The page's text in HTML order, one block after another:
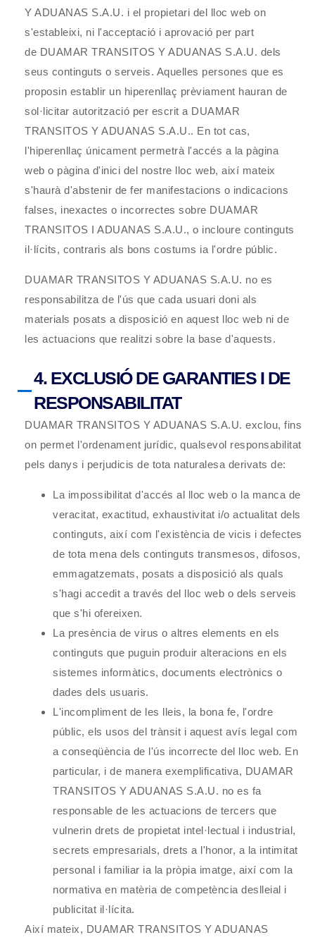
Y ADUANAS S.A.U. i el propietari del lloc web on
s'estableixi, ni l'acceptació i aprovació per part
de DUAMAR TRANSITOS Y ADUANAS S.A.U. dels
seus continguts o serveis. Aquelles persones que es
proposin establir un hiperenllaç prèviament hauran de
sol·licitar autorització per escrit a DUAMAR
TRANSITOS Y ADUANAS S.A.U.. En tot cas,
l'hiperenllaç únicament permetrà l'accés a la pàgina
web o pàgina d'inici del nostre lloc web, així mateix
s'haurà d'abstenir de fer manifestacions o indicacions
falses, inexactes o incorrectes sobre DUAMAR
TRANSITOS I ADUANAS S.A.U., o incloure continguts
il·lícits, contraris als bons costums ia l'ordre públic.
DUAMAR TRANSITOS Y ADUANAS S.A.U. no es
responsabilitza de l'ús que cada usuari doni als
materials posats a disposició en aquest lloc web ni de
les actuacions que realitzi sobre la base d'aquests.
4. EXCLUSIÓ DE GARANTIES I DE
RESPONSABILITAT
DUAMAR TRANSITOS Y ADUANAS S.A.U. exclou, fins
on permet l'ordenament jurídic, qualsevol responsabilitat
pels danys i perjudicis de tota naturalesa derivats de:
La impossibilitat d'accés al lloc web o la manca de
veracitat, exactitud, exhaustivitat i/o actualitat dels
continguts, així com l'existència de vicis i defectes
de tota mena dels continguts transmesos, difosos,
emmagatzemats, posats a disposició als quals
s'hagi accedit a través del lloc web o dels serveis
que s'hi ofereixen.
La presència de virus o altres elements en els
continguts que puguin produir alteracions en els
sistemes informàtics, documents electrònics o
dades dels usuaris.
L'incompliment de les lleis, la bona fe, l'ordre
públic, els usos del trànsit i aquest avís legal com
a conseqüència de l'ús incorrecte del lloc web. En
particular, i de manera exemplificativa, DUAMAR
TRANSITOS Y ADUANAS S.A.U. no es fa
responsable de les actuacions de tercers que
vulnerin drets de propietat intel·lectual i industrial,
secrets empresarials, drets a l'honor, a la intimitat
personal i familiar ia la pròpia imatge, així com la
normativa en matèria de competència deslleial i
publicitat il·lícita.
Així mateix, DUAMAR TRANSITOS Y ADUANAS